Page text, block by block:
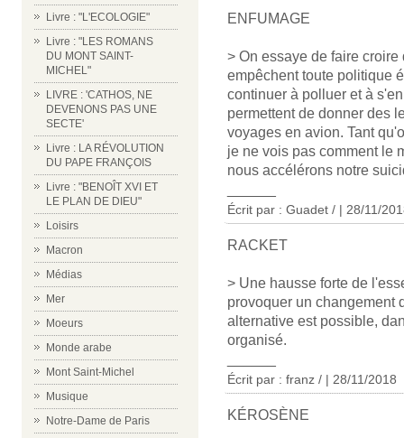
Livre : "L'ECOLOGIE"
Livre : "LES ROMANS
DU MONT SAINT-
MICHEL"
LIVRE : 'CATHOS, NE
DEVENONS PAS UNE
SECTE'
Livre : LA RÉVOLUTION
DU PAPE FRANÇOIS
Livre : "BENOÎT XVI ET
LE PLAN DE DIEU"
Loisirs
Macron
Médias
Mer
Moeurs
Monde arabe
Mont Saint-Michel
Musique
Notre-Dame de Paris
ENFUMAGE
> On essaye de faire
empêchent toute politique
continuer à polluer et à
permettent de donner des
voyages en avion. Tant
je ne vois pas comment le
nous accélérons notre
Écrit par : Guadet / | 28/11/
RACKET
> Une hausse forte de
provoquer un changement
alternative est possible,
organisé.
Écrit par : franz / | 28/11/2018
KÉROSÈNE